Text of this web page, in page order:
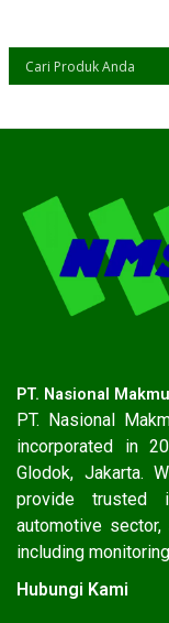
PT. Nasional
PT. Nasional
incorporated in
Glodok, Jakarta.
provide trusted
automotive
including
Hubungi Kami